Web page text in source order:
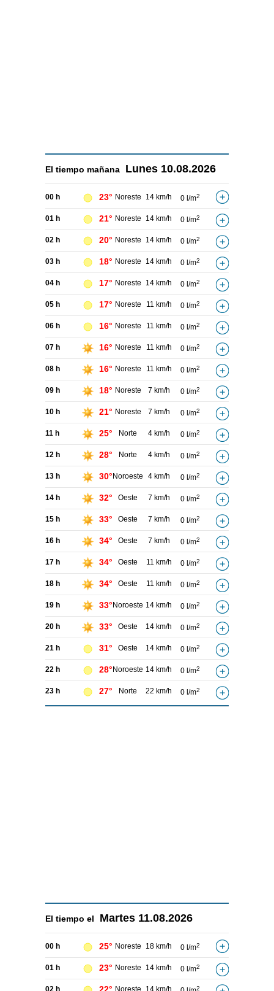
El tiempo mañana Lunes 10.08.2026
00 h 23° Noreste 14 km/h 0 l/m2
01 h 21° Noreste 14 km/h 0 l/m2
02 h 20° Noreste 14 km/h 0 l/m2
03 h 18° Noreste 14 km/h 0 l/m2
04 h 17° Noreste 14 km/h 0 l/m2
05 h 17° Noreste 11 km/h 0 l/m2
06 h 16° Noreste 11 km/h 0 l/m2
07 h 16° Noreste 11 km/h 0 l/m2
08 h 16° Noreste 11 km/h 0 l/m2
09 h 18° Noreste 7 km/h 0 l/m2
10 h 21° Noreste 7 km/h 0 l/m2
11 h 25° Norte 4 km/h 0 l/m2
12 h 28° Norte 4 km/h 0 l/m2
13 h 30° Noroeste 4 km/h 0 l/m2
14 h 32° Oeste 7 km/h 0 l/m2
15 h 33° Oeste 7 km/h 0 l/m2
16 h 34° Oeste 7 km/h 0 l/m2
17 h 34° Oeste 11 km/h 0 l/m2
18 h 34° Oeste 11 km/h 0 l/m2
19 h 33° Noroeste 14 km/h 0 l/m2
20 h 33° Oeste 14 km/h 0 l/m2
21 h 31° Oeste 14 km/h 0 l/m2
22 h 28° Noroeste 14 km/h 0 l/m2
23 h 27° Norte 22 km/h 0 l/m2
El tiempo el Martes 11.08.2026
00 h 25° Noreste 18 km/h 0 l/m2
01 h 23° Noreste 14 km/h 0 l/m2
2